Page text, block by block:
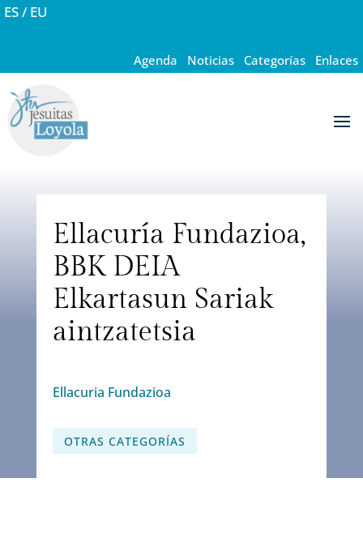
ES/EU
Agenda Noticias Categorías Enlaces
Ellacuría Fundazioa,
BBK DEIA
Elkartasun Sariak
aintzatetsia
Ellacuria Fundazioa
OTRAS CATEGORÍAS